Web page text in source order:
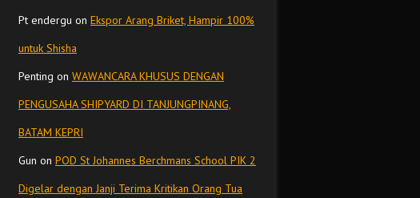
Pt endergu on Ekspor Arang Briket, Hampir 100%
untuk Shisha
Penting on WAWANCARA KHUSUS DENGAN
PENGUSAHA SHIPYARD DI TANJUNGPINANG,
BATAM KEPRI
Gun on POD St Johannes Berchmans School PIK 2
Digelar dengan Janji Terima Kritikan Orang Tua